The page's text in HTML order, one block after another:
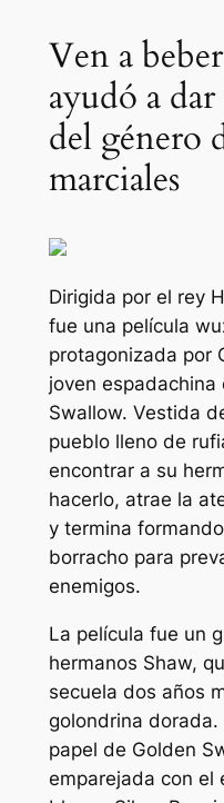
Ven a
ayudó a
del género
marciales
Dirigida por el rey
fue una película
protagonizada por
joven espadachina
Swallow. Vestida
pueblo lleno de
encontrar a su
hacerlo, atrae la
y termina
borracho para
enemigos.
La película fue un
hermanos Shaw,
secuela dos años
golondrina dorada.
papel de Golden
emparejada con el